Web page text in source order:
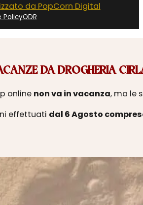
da PopCorn Digital
PolicyODR
DA DROGHERIA
online non va in vacanza, ma le
effettuati dal 6 Agosto